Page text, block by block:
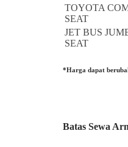
TOYOTA
SEAT
JET BUS
SEAT
*Harga dapat
Batas Sewa